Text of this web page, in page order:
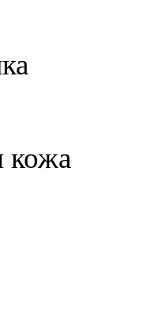
кожа